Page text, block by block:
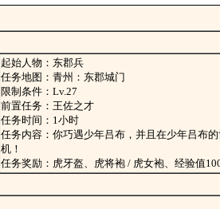
起始人物：东郡兵
任务地图：青州：东郡城门
限制条件：Lv.27
前置任务：王佐之才
任务时间：1小时
任务内容：你巧遇少年吕布，并且在少年吕布
机！
任务奖励：虎牙盔、虎将袍 / 虎女袍、经验值